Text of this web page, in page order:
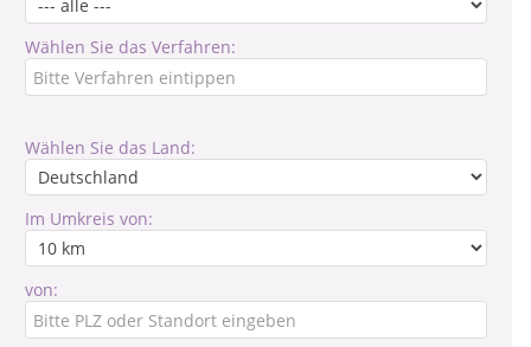
Wählen Sie das Verfahren:
Wählen Sie das Land:
Im Umkreis von:
von: